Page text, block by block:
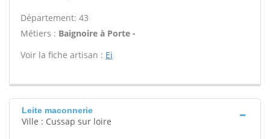
Département: 43
Métiers : Baignoire à Porte -
Voir la fiche artisan : Ei
Leite maconnerie
Ville : Cussap sur loire